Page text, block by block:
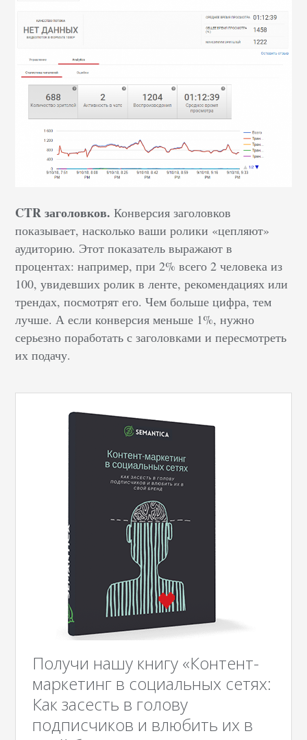
CTR заголовков.Конверсия заголовков
показывает, насколько ваши ролики «цепляют»
аудиторию. Этот показатель выражают в
процентах: например, при 2% всего 2 человека из
100, увидевших ролик в ленте, рекомендациях или
трендах, посмотрят его. Чем больше цифра, тем
лучше. А если конверсия меньше 1%, нужно
серьезно поработать с заголовками и пересмотреть
их подачу.
Получи нашу книгу «Контент-
маркетинг в социальных сетях:
Как засесть в голову
подписчиков и влюбить их в